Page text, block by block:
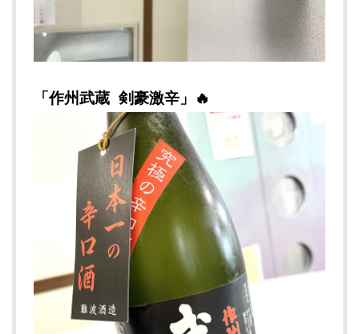
「作州武蔵 剣豪激辛」🔥